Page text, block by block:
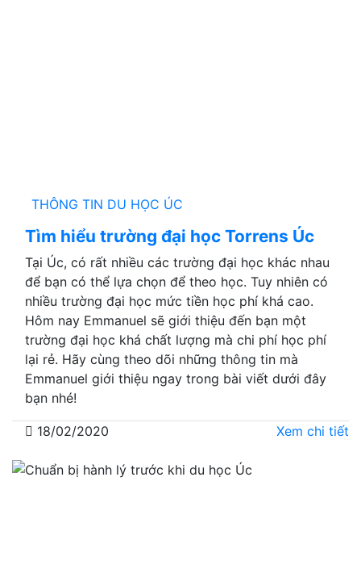
THÔNG TIN DU HỌC ÚC
Tìm hiểu trường đại học Torrens Úc
Tại Úc, có rất nhiều các trường đại học khác nhau
để bạn có thể lựa chọn để theo học. Tuy nhiên có
nhiều trường đại học mức tiền học phí khá cao.
Hôm nay Emmanuel sẽ giới thiệu đến bạn một
trường đại học khá chất lượng mà chi phí học phí
lại rẻ. Hãy cùng theo dõi những thông tin mà
Emmanuel giới thiệu ngay trong bài viết dưới đây
bạn nhé!
18/02/2020 Xem chi tiết